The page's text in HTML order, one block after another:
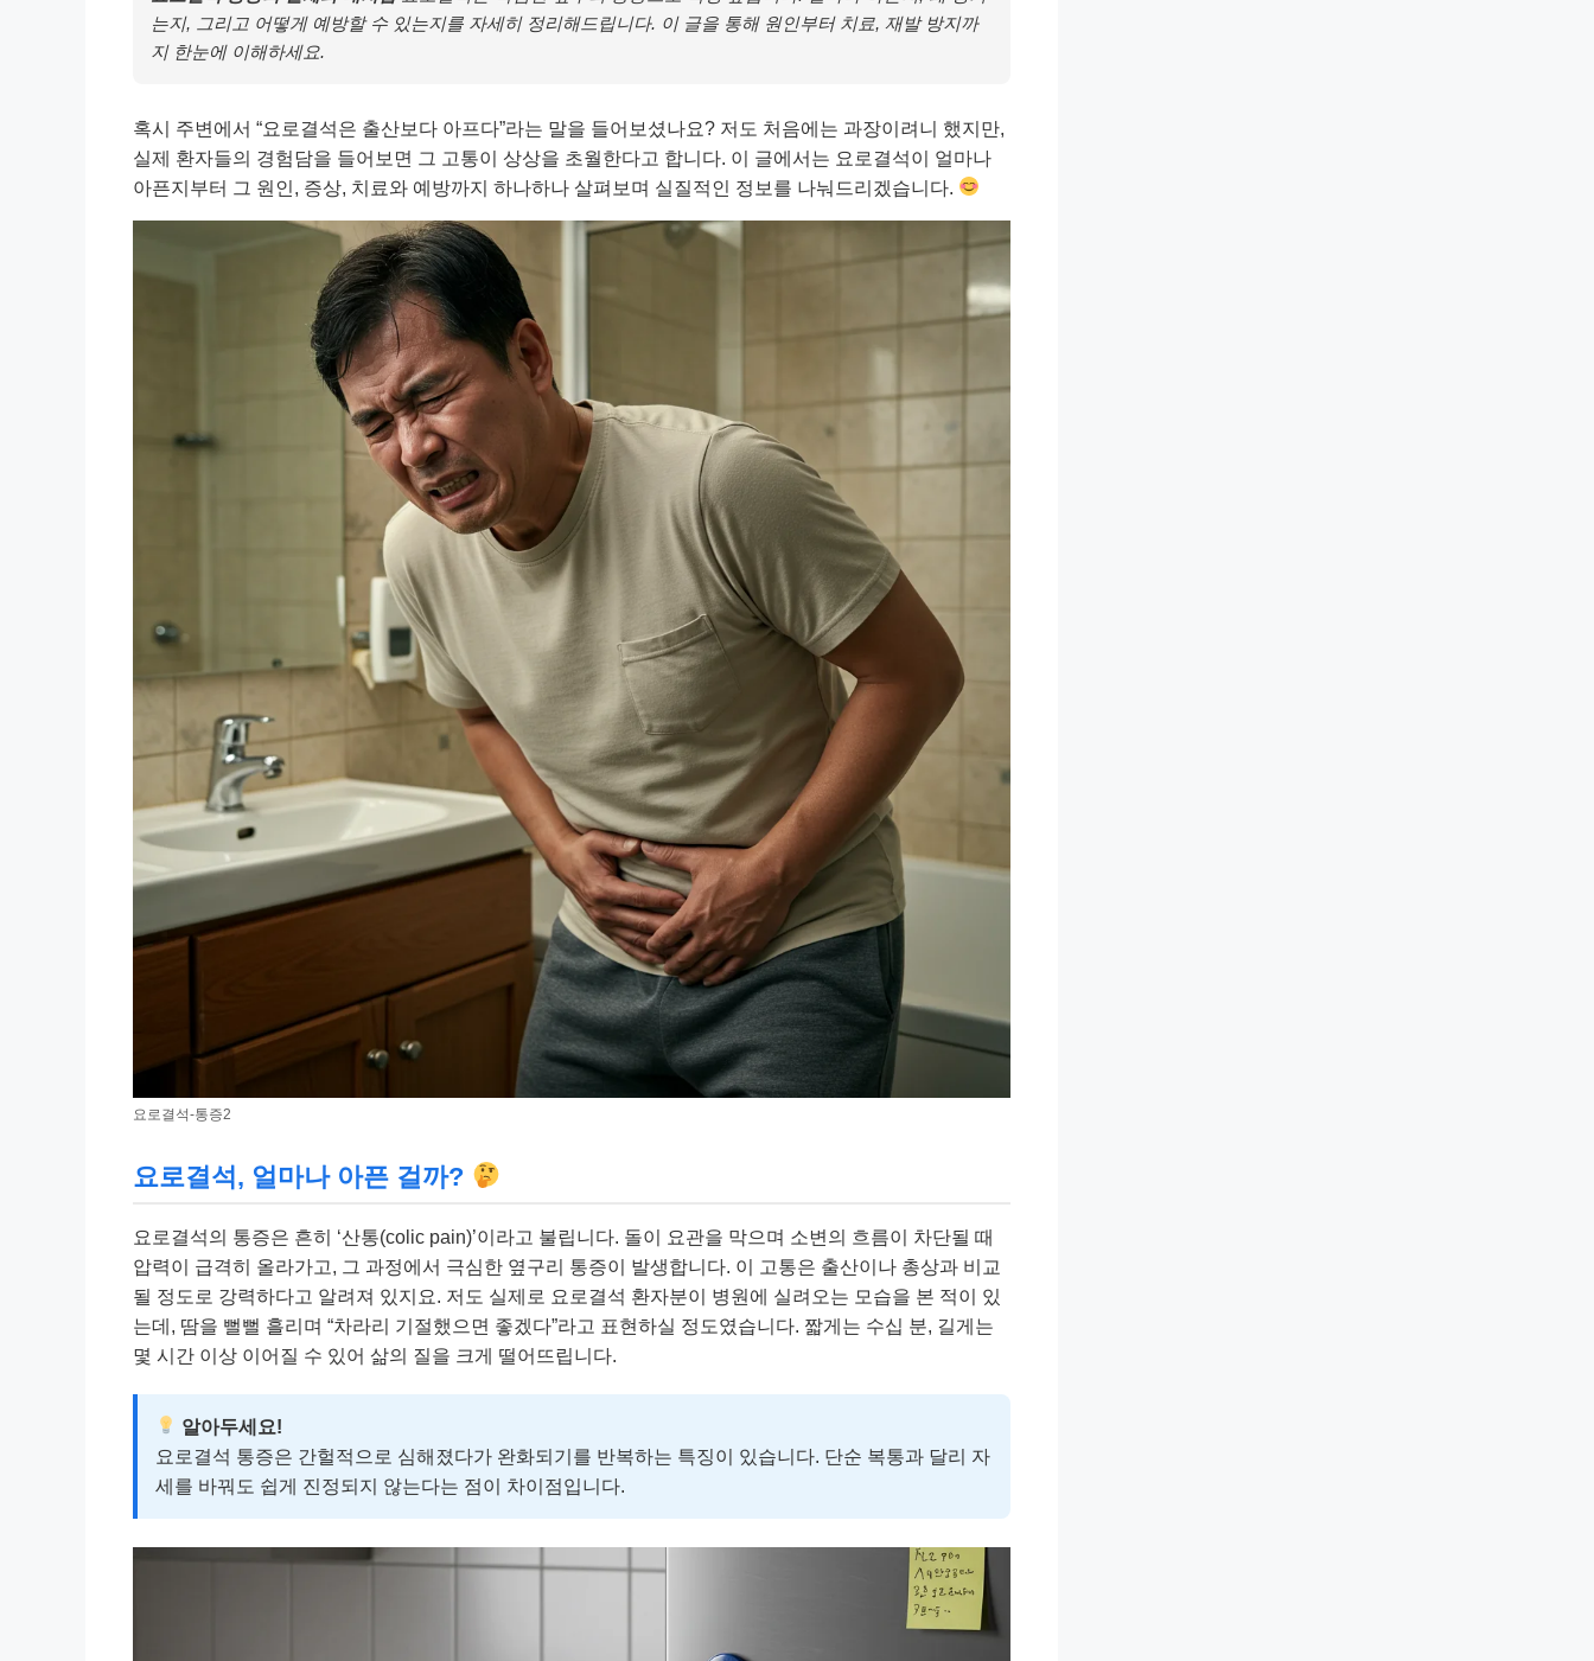
는지, 그리고 어떻게 예방할 수 있는지를 자세히 정리해드립니다. 이 글을 통해 원인부터 치료, 재발 방지까
지 한눈에 이해하세요.
혹시 주변에서 “요로결석은 출산보다 아프다”라는 말을 들어보셨나요? 저도 처음에는 과장이려니 했지만,
실제 환자들의 경험담을 들어보면 그 고통이 상상을 초월한다고 합니다. 이 글에서는 요로결석이 얼마나
아픈지부터 그 원인, 증상, 치료와 예방까지 하나하나 살펴보며 실질적인 정보를 나눠드리겠습니다.
요로결석-통증2
요로결석, 얼마나 아픈 걸까?
요로결석의 통증은 흔히 ‘산통(colic pain)’이라고 불립니다. 돌이 요관을 막으며 소변의 흐름이 차단될 때
압력이 급격히 올라가고, 그 과정에서 극심한 옆구리 통증이 발생합니다. 이 고통은 출산이나 총상과 비교
될 정도로 강력하다고 알려져 있지요. 저도 실제로 요로결석 환자분이 병원에 실려오는 모습을 본 적이 있
는데, 땀을 뻘뻘 흘리며 “차라리 기절했으면 좋겠다”라고 표현하실 정도였습니다. 짧게는 수십 분, 길게는
몇 시간 이상 이어질 수 있어 삶의 질을 크게 떨어뜨립니다.
알아두세요!
요로결석 통증은 간헐적으로 심해졌다가 완화되기를 반복하는 특징이 있습니다. 단순 복통과 달리 자
세를 바꿔도 쉽게 진정되지 않는다는 점이 차이점입니다.